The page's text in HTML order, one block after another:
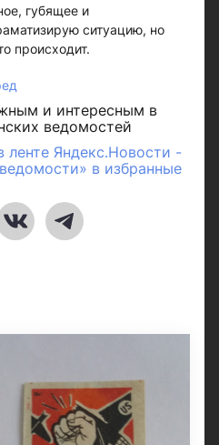
губящее и
ситуацию, но
происходит.
и интересным в
ведомостей
ленте Яндекс.Новости -
в избранные